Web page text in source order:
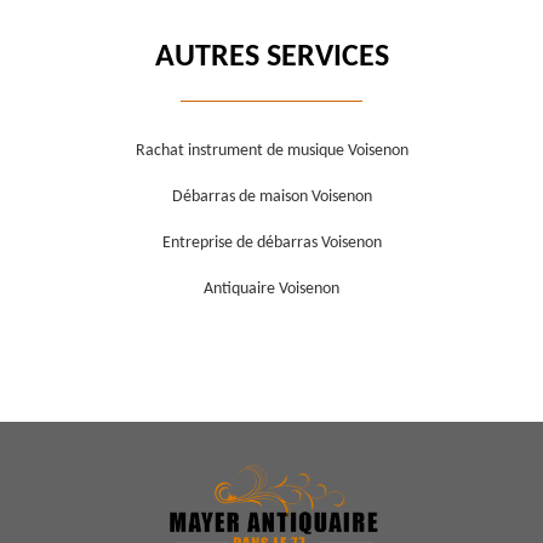
AUTRES SERVICES
Rachat instrument de musique Voisenon
Débarras de maison Voisenon
Entreprise de débarras Voisenon
Antiquaire Voisenon